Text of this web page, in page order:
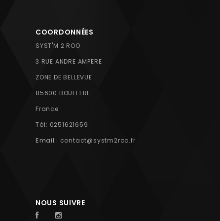
COORDONNÉES
SYST'M 2 ROO
3 RUE ANDRE AMPERE
ZONE DE BELLEVUE
85600 BOUFFERE
France
Tél: 0251621659
Email : contact@systm2roo.fr
NOUS SUIVRE